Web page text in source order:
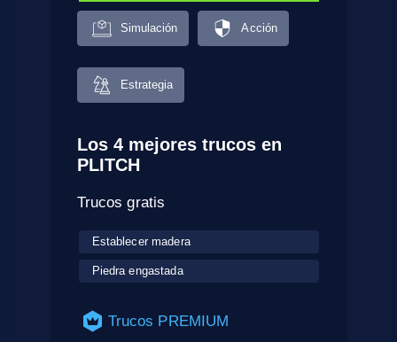
Simulación Acción
Estrategia
Los 4 mejores trucos en
PLITCH
Trucos gratis
Establecer madera
Piedra engastada
Trucos PREMIUM